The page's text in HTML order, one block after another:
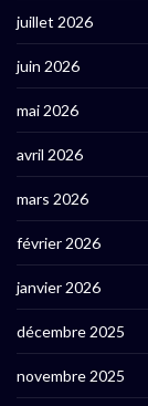
juillet 2026
juin 2026
mai 2026
avril 2026
mars 2026
février 2026
janvier 2026
décembre 2025
novembre 2025